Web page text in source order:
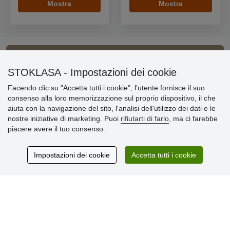
Mostra Mostra
Informazioni importanti
» Impostazioni dei cookie
» Termini & Condizioni
» Informativa sulla Privacy
» Consegna e pagamento
» Garanzia e resi
STOKLASA - Impostazioni dei cookie
Facendo clic su "Accetta tutti i cookie", l’utente fornisce il suo
consenso alla loro memorizzazione sul proprio dispositivo, il che
aiuta con la navigazione del sito, l'analisi dell'utilizzo dei dati e le
nostre iniziative di marketing. Puoi rifiutarti di farlo , ma ci farebbe
piacere avere il tuo consenso.
Impostazioni dei cookie Accetta tutti i cookie